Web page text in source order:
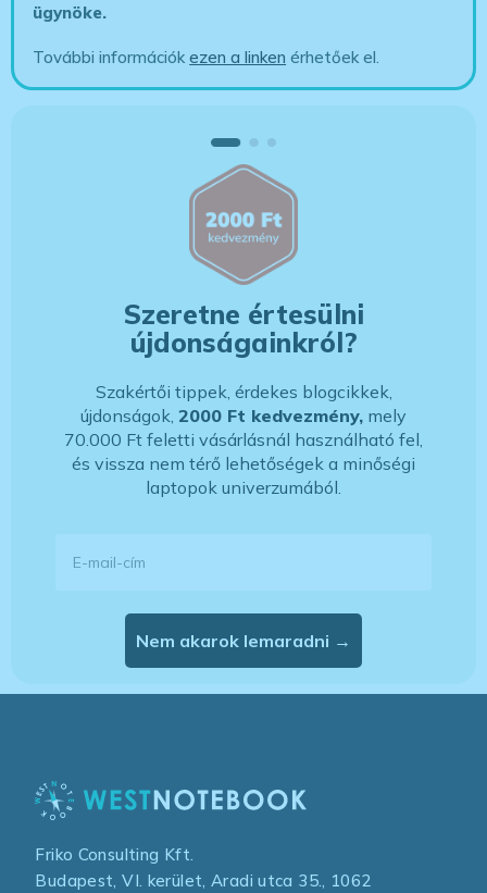
ügynöke.
További információkezen a linken érhetőek el.
Szeretne értesülni
újdonságainkról?
Szakértői tippek, érdekes blogcikkek,
újdonságok, 2000 Ft kedvezmény, mely
70.000 Ft feletti vásárlásnál használható fel,
és vissza nem térő lehetőségek a minőségi
laptopok univerzumából.
Nem akarok lemaradni →
Friko Consulting Kft.
Budapest, VI. kerület, Aradi utca 35., 1062